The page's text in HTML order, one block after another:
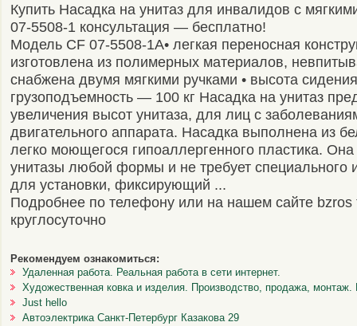
Купить Насадка на унитаз для инвалидов с
07-5508-1 консультация — бесплатно!
Модель CF 07-5508-1А• легкая переносная
изготовлена из полимерных материалов,
снабжена двумя мягкими ручками • высота
грузоподъемность — 100 кг Насадка на унитаз
увеличения высот унитаза, для лиц с
двигательного аппарата. Насадка выполнена из
легко моющегося гипоаллергенного пластика.
унитазы любой формы и не требует специального
для установки, фиксирующий ...
Подробнее по телефону или на нашем сайте bzros
круглосуточно
Рекомендуем ознакомиться:
Удаленная работа. Реальная работа в сети интернет.
Художественная ковка и изделия. Производство, продажа, монтаж.
Just hello
Автоэлектрика Санкт-Петербург Казакова 29